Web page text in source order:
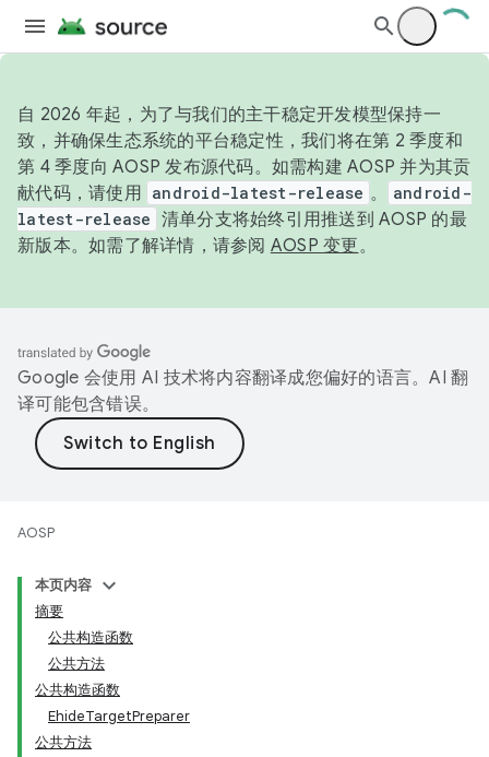
自 2026 年起，为了与我们的主干稳定开发模型保持一
致，并确保生态系统的平台稳定性，我们将在第 2 季度和
第 4 季度向 AOSP 发布源代码。如需构建 AOSP 并为其贡
献代码，请使用 android-latest-release 。
android-
latest-release 清单分支将始终引用推送到 AOSP 的最
新版本。如需了解详情，请参阅 AOSP 变更。
Google 会使用 AI 技术将内容翻译成您偏好的语言。AI 翻
译可能包含错误。
AOSP
本页内容
摘要
公共构造函数
公共方法
公共构造函数
EhideTargetPreparer
公共方法